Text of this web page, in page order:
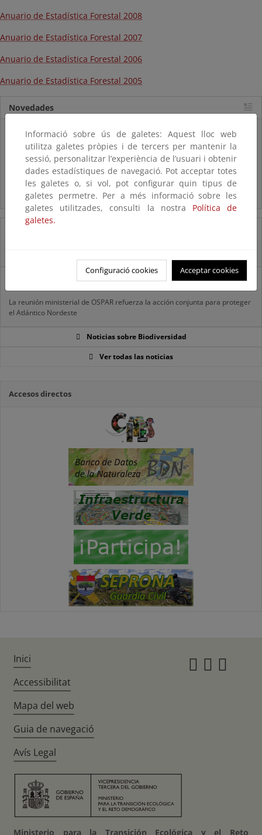
Anuario de Estadística Forestal 2008
Anuario de Estadística Forestal 2007
Anuario de Estadística Forestal 2006
Anuario de Estadística Forestal 2005
Novedades
Listas patrón
El MITECO revisa y actualiza la Lista Patrón de las especies
silvestres presentes en España
Preguntas frecuentes...
Acceso a los recursos genéticos y reparto de beneficios
07/08/2025
La reunión ministerial de OSPAR refuerza la acción conjunta para proteger
el Atlántico Nordeste
Noticias sobre Biodiversidad
Ver todas las noticias
Accesos directos
Informació sobre ús de galetes: Aquest lloc web
utilitza galetes pròpies i de tercers per mantenir la
sessió, personalitzar l’experiència de l’usuari i obtenir
dades estadístiques de navegació. Pot acceptar totes
les galetes o, si vol, pot configurar quin tipus de
galetes permetre. Per a més informació sobre les
galetes utilitzades, consulti la nostra Política de
galetes.
Configuració cookies Acceptar cookies
Inici
Accessibilitat
Mapa del web
Guia de navegació
Avís Legal
Ministerio para la Transición Ecológica y el Reto